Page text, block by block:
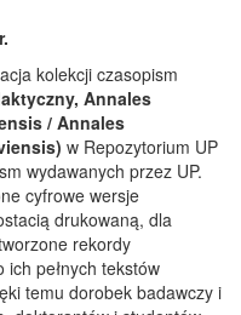
kolekcji czasopism
Annales
/ Annales
w Repozytorium UP
wydawanych przez UP.
cyfrowe wersje
drukowaną, dla
rekordy
pełnych tekstów
temu dorobek badawczy i